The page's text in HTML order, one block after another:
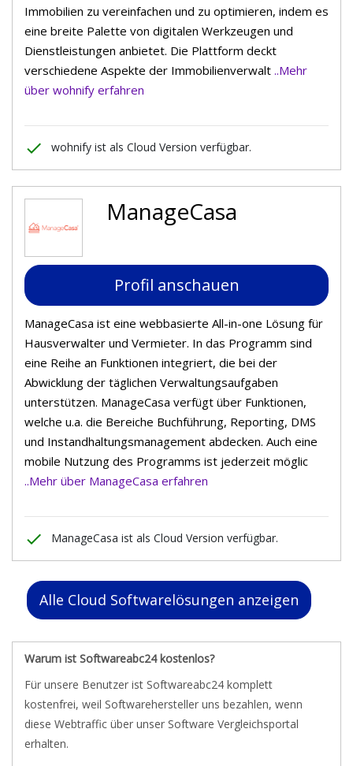
Immobilien zu vereinfachen und zu optimieren, indem es
eine breite Palette von digitalen Werkzeugen und
Dienstleistungen anbietet. Die Plattform deckt
verschiedene Aspekte der Immobilienverwalt ..Mehr
über wohnify erfahren
done wohnify ist als Cloud Version verfügbar.
ManageCasa
Profil anschauen
ManageCasa ist eine webbasierte All-in-one Lösung für
Hausverwalter und Vermieter. In das Programm sind
eine Reihe an Funktionen integriert, die bei der
Abwicklung der täglichen Verwaltungsaufgaben
unterstützen. ManageCasa verfügt über Funktionen,
welche u.a. die Bereiche Buchführung, Reporting, DMS
und Instandhaltungsmanagement abdecken. Auch eine
mobile Nutzung des Programms ist jederzeit möglic
..Mehr über ManageCasa erfahren
done ManageCasa ist als Cloud Version verfügbar.
Alle Cloud Softwarelösungen anzeigen
Warum ist Softwareabc24 kostenlos?
Für unsere Benutzer ist Softwareabc24 komplett
kostenfrei, weil Softwarehersteller uns bezahlen, wenn
diese Webtraffic über unser Software Vergleichsportal
erhalten.